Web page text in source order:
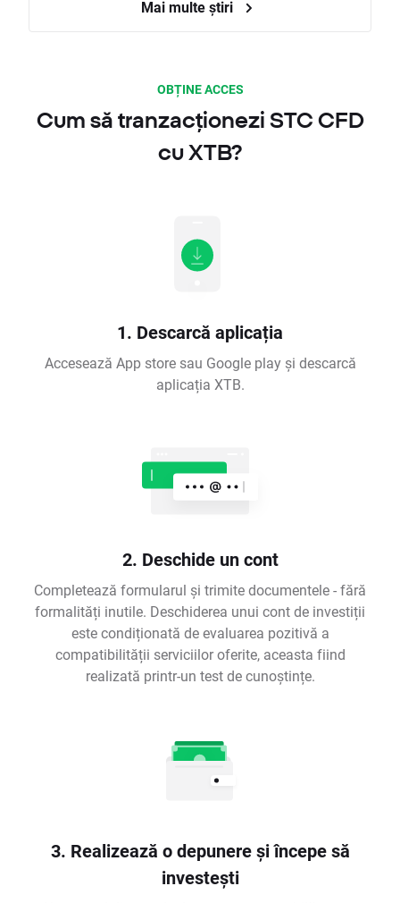
Mai multe știri
OBȚINE ACCES
Cum să tranzacționezi STC CFD
cu XTB?
1. Descarcă aplicația
Accesează App store sau Google play și descarcă
aplicația XTB.
2. Deschide un cont
Completează formularul și trimite documentele - fără
formalități inutile. Deschiderea unui cont de investiții
este condiționată de evaluarea pozitivă a
compatibilității serviciilor oferite, aceasta fiind
realizată printr-un test de cunoștințe.
3. Realizează o depunere și începe să
investești